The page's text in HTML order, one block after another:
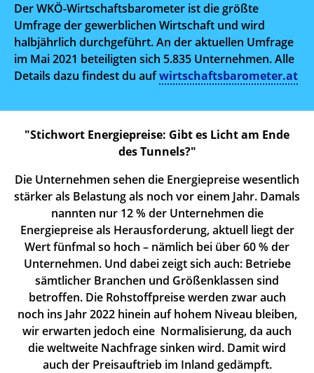
Der WKÖ-Wirtschaftsbarometer ist die größte
Umfrage der gewerblichen Wirtschaft und wird
halbjährlich durchgeführt. An der aktuellen Umfrage
im Mai 2021 beteiligten sich 5.835 Unternehmen. Alle
Details dazu findest du aufwirtschaftsbarometer.at
"Stichwort Energiepreise: Gibt es Licht am Ende
des Tunnels?"
Die Unternehmen sehen die Energiepreise wesentlich
stärker als Belastung als noch vor einem Jahr. Damals
nannten nur 12 % der Unternehmen die
Energiepreise als Herausforderung, aktuell liegt der
Wert fünfmal so hoch – nämlich bei über 60 % der
Unternehmen. Und dabei zeigt sich auch: Betriebe
sämtlicher Branchen und Größenklassen sind
betroffen. Die Rohstoffpreise werden zwar auch
noch ins Jahr 2022 hinein auf hohem Niveau bleiben,
wir erwarten jedoch eine Normalisierung, da auch
die weltweite Nachfrage sinken wird. Damit wird
auch der Preisauftrieb im Inland gedämpft.